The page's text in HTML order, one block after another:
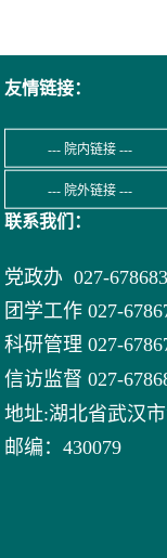
友情链接：
联系我们：
党政办 027-
团学工作 027-
科研管理 027-
信访监督 027-
地址:湖北省武汉
邮编：430079